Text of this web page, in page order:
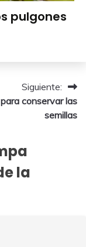
pulgones
Siguiente:
conservar las
semillas
la